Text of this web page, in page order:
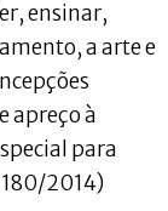
ensinar,
a arte e
apreço à
para
2014)